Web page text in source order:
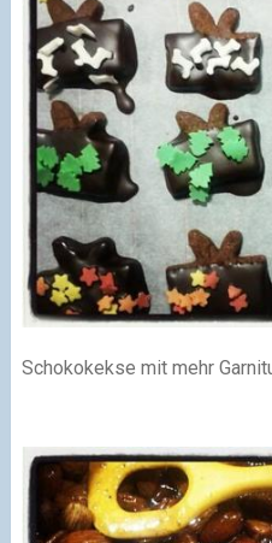
Schokokekse mit mehr